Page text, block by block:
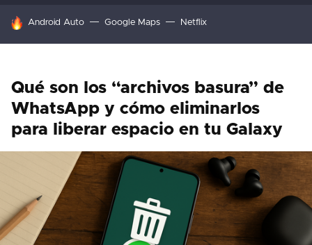
HOY SE HABLA DE
Android Auto Google Maps Netflix
Qué son los “archivos basura” de
WhatsApp y cómo eliminarlos
para liberar espacio en tu Galaxy